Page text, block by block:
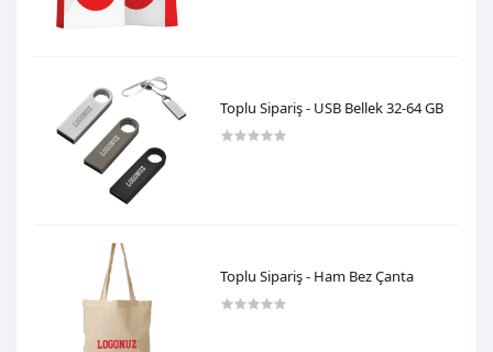
Toplu Sipariş - USB Bellek 32-64 GB
Toplu Sipariş - Ham Bez Çanta